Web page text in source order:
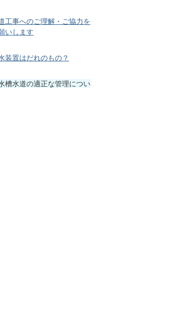
工事へのご理解・ご協力を
いします
装置はだれのもの？
槽水道の適正な管理につい